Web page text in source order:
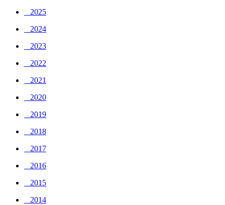
_ 2025
_ 2024
_ 2023
_ 2022
_ 2021
_ 2020
_ 2019
_ 2018
_ 2017
_ 2016
_ 2015
_ 2014